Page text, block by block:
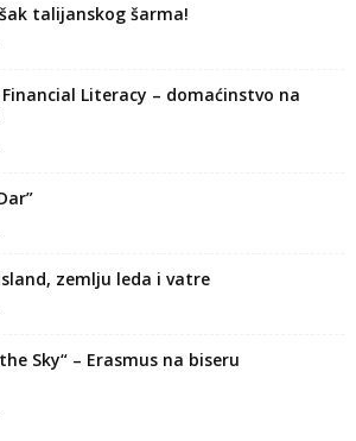
talijanskog šarma!
Literacy – domaćinstvo na
zemlju leda i vatre
Sky“ – Erasmus na biseru